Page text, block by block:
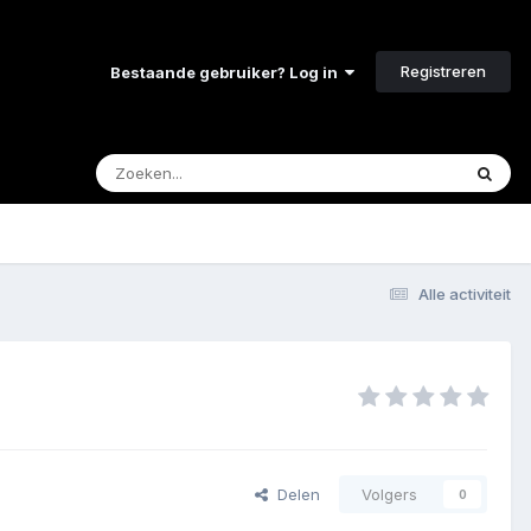
Bestaande gebruiker? Log in Registreren
Alle activiteit
Delen Volgers 0